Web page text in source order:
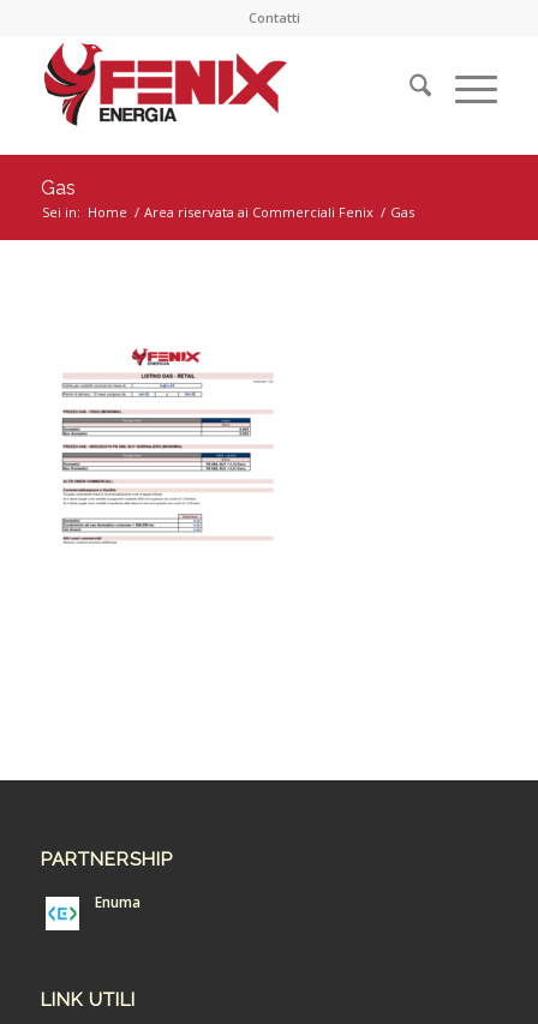
Contatti
Gas
Sei in: Home / Area riservata ai Commerciali Fenix / Gas
PARTNERSHIP
Enuma
LINK UTILI